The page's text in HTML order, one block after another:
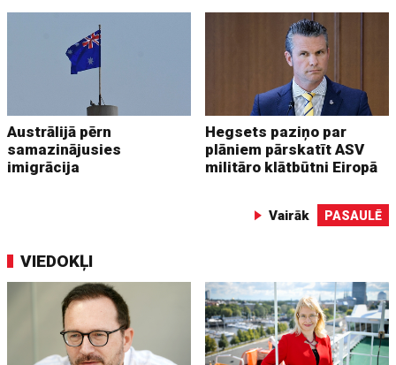
Austrālijā pērn
samazinājusies
imigrācija
Hegsets paziņo par
plāniem pārskatīt ASV
militāro klātbūtni Eiropā
Vairāk PASAULĒ
VIEDOKĻI